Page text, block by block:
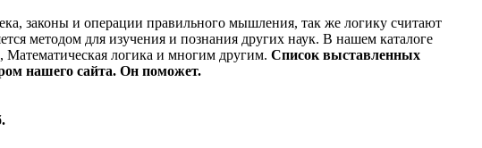
законы и операции правильного мышления, так же логику считают
методом для изучения и познания других наук. В нашем каталоге
логика и многим другим. Список выставленных
нашего сайта. Он поможет.